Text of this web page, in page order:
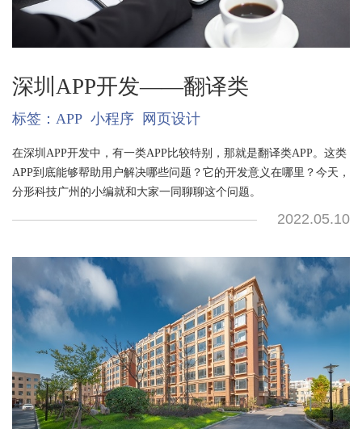
深圳APP开发——翻译类
标签： APP 小程序 网页设计
在深圳APP开发中，有一类APP比较特别，那就是翻译类APP。这类
APP到底能够帮助用户解决哪些问题？它的开发意义在哪里？今天，
分形科技广州的小编就和大家一同聊聊这个问题。
2022.05.10